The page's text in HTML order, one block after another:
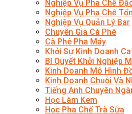
Nghiệp Vụ Pha Chế
Nghiệp Vụ Pha Chế
Nghiệp Vụ Quản Lý Bar
Chuyên Gia Cà Phê
Cà Phê Pha Máy
Khởi Sự Kinh Doanh
Bí Quyết Khởi Nghiệp
Kinh Doanh Mô Hình
Kinh Doanh Chuỗi Và
Tiếng Anh Chuyên
Học Làm Kem
Học Pha Chế Trà Sữa